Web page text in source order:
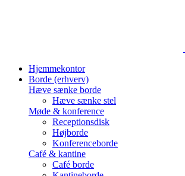
Hjemmekontor
Borde (erhverv)
Hæve sænke borde
Hæve sænke stel
Møde & konference
Receptionsdisk
Højborde
Konferenceborde
Café & kantine
Café borde